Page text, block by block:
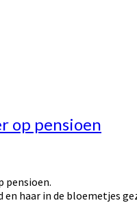
op pensioen
pensioen.
en haar in de bloemetjes